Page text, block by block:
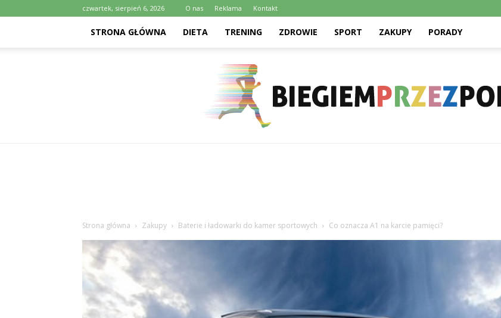
czwartek, sierpień 6, 2026 O nas Reklama Kontakt
STRONA GŁÓWNA DIETA TRENING ZDROWIE SPORT ZAKUPY PORADY
Strona główna Zakupy Baterie i ładowarki do kamer sportowych Co oznacza A1 na karcie pamięci?